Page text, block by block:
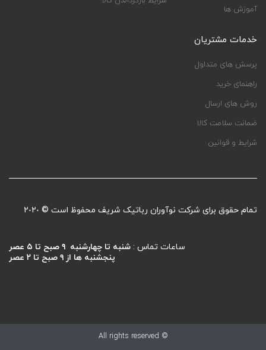
آموزش ها
خدمات مشتریان
پرسش های متداول
راهنمای خرید
روش های ارسال
ضمانت سلامت کالا
شرایط و قوانین
تمام حقوق برای شرکت نوآوران رباتیک شریف محفوظ است © ٢٠٢٠
ساعات تماس : شنبه تا چهارشنبه ۹ صبح تا ۵ عصر
پنجشنبه ها از ۹ صبح تا ۲ عصر
© All rights reserved